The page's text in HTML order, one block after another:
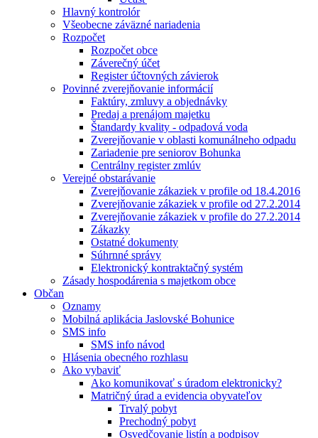
Hlavný kontrolór
Všeobecne záväzné nariadenia
Rozpočet
Rozpočet obce
Záverečný účet
Register účtovných závierok
Povinné zverejňovanie informácií
Faktúry, zmluvy a objednávky
Predaj a prenájom majetku
Štandardy kvality - odpadová voda
Zverejňovanie v oblasti komunálneho odpadu
Zariadenie pre seniorov Bohunka
Centrálny register zmlúv
Verejné obstarávanie
Zverejňovanie zákaziek v profile od 18.4.2016
Zverejňovanie zákaziek v profile od 27.2.2014
Zverejňovanie zákaziek v profile do 27.2.2014
Zákazky
Ostatné dokumenty
Súhrnné správy
Elektronický kontraktačný systém
Zásady hospodárenia s majetkom obce
Občan
Oznamy
Mobilná aplikácia Jaslovské Bohunice
SMS info
SMS info návod
Hlásenia obecného rozhlasu
Ako vybaviť
Ako komunikovať s úradom elektronicky?
Matričný úrad a evidencia obyvateľov
Trvalý pobyt
Prechodný pobyt
Osvedčovanie listín a podpisov